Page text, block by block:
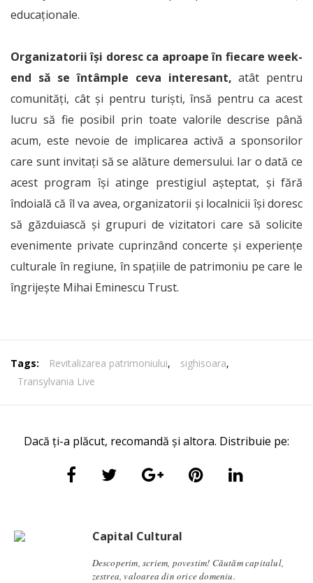
educaționale.
Organizatorii își doresc ca aproape în fiecare week-
end să se întâmple ceva interesant, atât pentru
comunități, cât și pentru turiști, însă pentru ca acest
lucru să fie posibil prin toate valorile descrise până
acum, este nevoie de implicarea activă a sponsorilor
care sunt invitați să se alăture demersului. Iar o dată ce
acest program își atinge prestigiul așteptat, și fără
îndoială că îl va avea, organizatorii și localnicii își doresc
să găzduiască și grupuri de vizitatori care să solicite
evenimente private cuprinzând concerte și experiențe
culturale în regiune, în spațiile de patrimoniu pe care le
îngrijește Mihai Eminescu Trust.
Tags: Revitalizarea patrimoniului, sighisoara,
Transylvania Live
Dacă ți-a plăcut, recomandă și altora. Distribuie pe:
Capital Cultural
Descoperim, scriem, povestim! Căutăm capitalul,
zestrea, valoarea din orice domeniu.